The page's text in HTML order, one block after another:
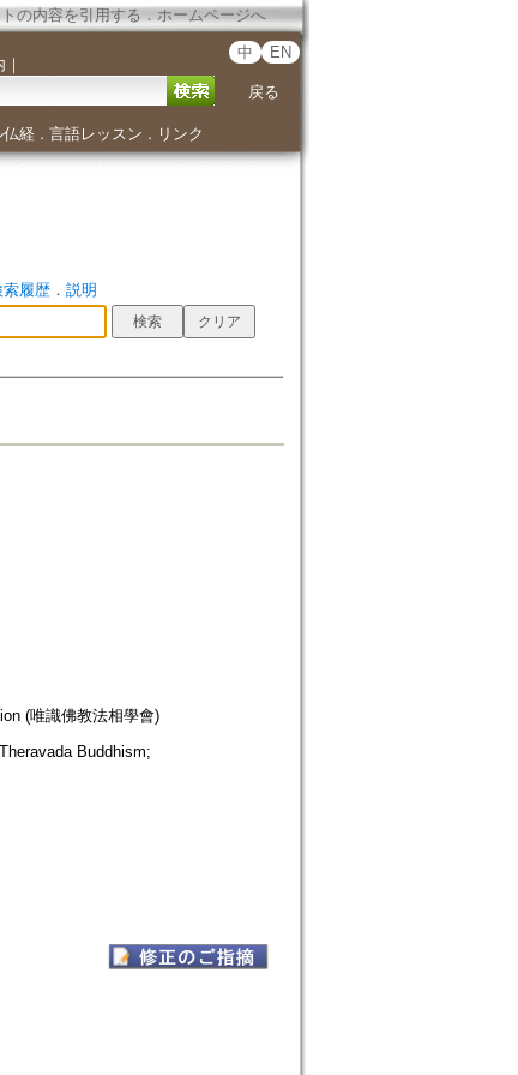
の内容を引用する ． ホームページへ
｜
中 EN
戻る
仏経． 言語レッスン ． リンク
索履歴． 説明
(唯識佛教法相學會)
Buddhism;